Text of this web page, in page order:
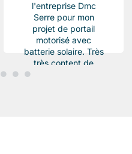
l'entreprise Dmc
Serre pour mon
projet de portail
motorisé avec
batterie solaire. Très
très content de
l'équipe Beau travail